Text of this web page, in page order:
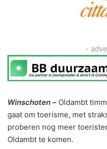
-
Winschoten – Oldambt
gaat om toerisme, met
proberen nog meer
Oldambt te komen.